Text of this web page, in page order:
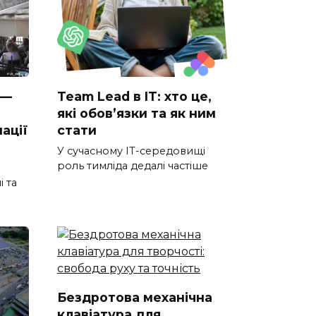
—
та
Team Lead в IT: хто це,
які обов’язки та як ним
стати
У сучасному IT-середовищі
роль тимліда дедалі частіше
Бездротова механічна